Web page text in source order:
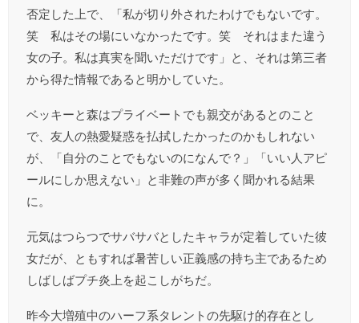
否定した上で、「私が切り外されたわけでもないです。
笑 私はその場にいなかったです。笑 それはまた違う
女の子。私は真実を聞いただけです」と、それは第三者
から得た情報であると明かしていた。
ベッキーと森はプライベートでも親交があるとのこと
で、友人の熱愛疑惑を払拭したかったのかもしれない
が、「自分のことでもないのになんで？」「いい人アピ
ールにしか思えない」と非難の声が多く聞かれる結果
に。
元気はつらつでサバサバとしたキャラが定着していた彼
女だが、ともすれば暑苦しい正義感の持ち主であるため
しばしばプチ炎上を起こしがちだ。
昨今大増殖中のハーフ系タレントの先駆け的存在とし